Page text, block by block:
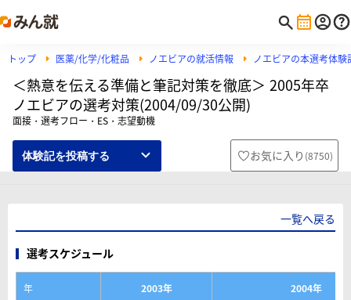
トップ 医薬/化学/化粧品 ノエビアの就活情報 ノエビアの本選考体験
＜熱意を伝える準備と筆記対策を徹底＞ 2005年卒
ノエビアの選考対策(2004/09/30公開)
面接・選考フロー・ES・志望動機
体験記を投稿する お気に入り (8750)
一覧へ戻る
選考スケジュール
年 2003年
2004年